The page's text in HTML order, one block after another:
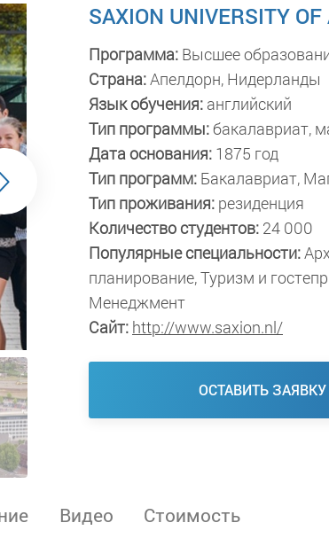
SAXION UNIVERSITY
Программа: Высшее
Страна:Апелдорн, Нидерланды
Язык обучения: английский
Тип программы:бакалавриат,
Дата основания: 1875 год
Тип программ: Бакалавриат,
Тип проживания: резиденция
Количество студентов: 24 000
Популярные специальности:
планирование, Туризм и
Менеджмент
Сайт: http://www.saxion.nl/
ОСТАВИТЬ ЗАЯВКУ
Видео Стоимость